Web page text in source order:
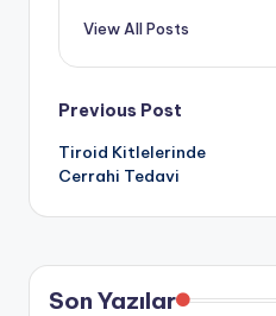
View All Posts
Post
navigation
Previous Post
Tiroid Kitlelerinde
Cerrahi Tedavi
Son Yazılar